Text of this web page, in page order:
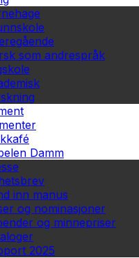
som andrespråk
Damm
inn manus
og nominasjoner
og minnepriser
2025